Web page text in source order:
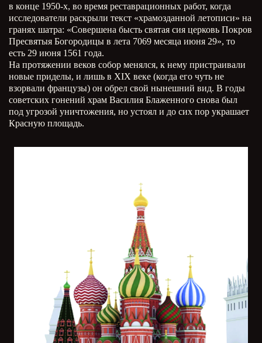
в конце 1950-х, во время реставрационных работ, когда
исследователи раскрыли текст «храмозданной летописи» на
гранях шатра: «Совершена бысть святая сия церковь Покров
Пресвятыя Богородицы в лета 7069 месяца июня 29», то
есть 29 июня 1561 года.
На протяжении веков собор менялся, к нему пристраивали
новые приделы, и лишь в XIX веке (когда его чуть не
взорвали французы) он обрел свой нынешний вид. В годы
советских гонений храм Василия Блаженного снова был
под угрозой уничтожения, но устоял и до сих пор украшает
Красную площадь.